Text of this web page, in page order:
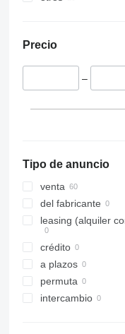
Letonia
Austria
Precio
–
Tipo de anuncio
venta
del fabricante
leasing (alquiler
crédito
a plazos
permuta
intercambio